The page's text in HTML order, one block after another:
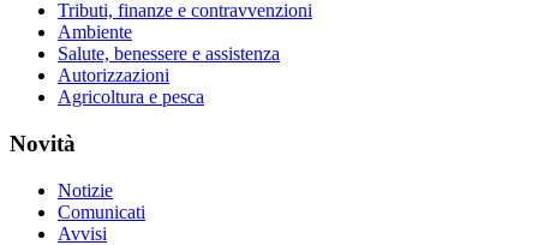
Tributi, finanze e contravvenzioni
Ambiente
Salute, benessere e assistenza
Autorizzazioni
Agricoltura e pesca
Novità
Notizie
Comunicati
Avvisi